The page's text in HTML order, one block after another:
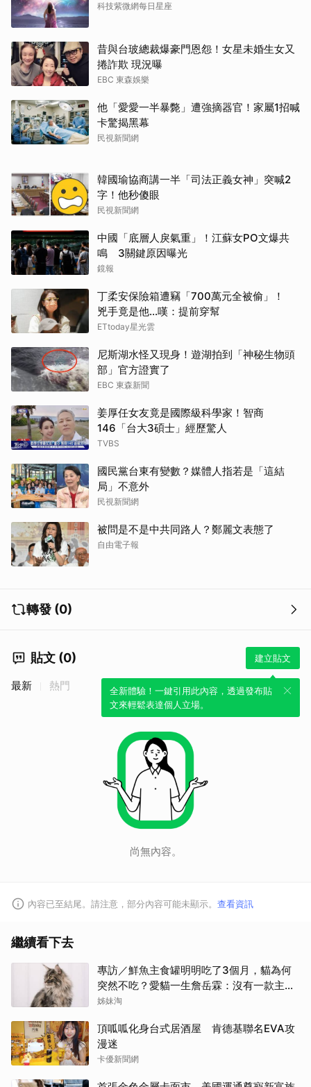
科技紫微網每日星座
昔與台玻總裁爆豪門恩怨！女星未婚生女又
捲詐欺 現況曝
EBC 東森娛樂
他「愛愛一半暴斃」遭強摘器官！家屬1招喊
卡驚揭黑幕
民視新聞網
韓國瑜協商講一半「司法正義女神」突喊2
字！他秒傻眼
民視新聞網
中國「底層人戾氣重」！江蘇女PO文爆共
鳴 3關鍵原因曝光
鏡報
丁柔安保險箱遭竊「700萬元全被偷」！
兇手竟是他...嘆：提前穿幫
ETtoday星光雲
尼斯湖水怪又現身！遊湖拍到「神秘生物頭
部」官方證實了
EBC 東森新聞
姜厚任女友竟是國際級科學家！智商
146「台大3碩士」經歷驚人
TVBS
國民黨台東有變數？媒體人指若是「這結
局」不意外
民視新聞網
被問是不是中共同路人？鄭麗文表態了
自由電子報
轉發 (0)
貼文 (0) 建立貼文
全新體驗！一鍵引用此內容，透過發布貼
文來輕鬆表達個人立場。
最新 熱門
尚無內容。
內容已至結尾。請注意，部分內容可能未顯示。 查看資訊
繼續看下去
專訪／鮮魚主食罐明明吃了3個月，貓為何
突然不吃？愛貓一生詹岳霖：沒有一款主食
能保證牠永遠喜歡
姊妹淘
頂呱呱化身台式居酒屋 肯德基聯名EVA攻
漫迷
卡優新聞網